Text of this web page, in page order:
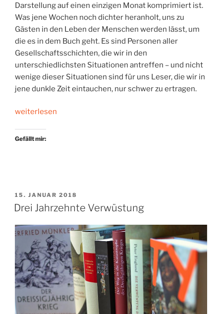
Darstellung auf einen einzigen Monat komprimiert ist.
Was jene Wochen noch dichter heranholt, uns zu
Gästen in den Leben der Menschen werden lässt, um
die es in dem Buch geht. Es sind Personen aller
Gesellschaftsschichten, die wir in den
unterschiedlichsten Situationen antreffen – und nicht
wenige dieser Situationen sind für uns Leser, die wir in
jene dunkle Zeit eintauchen, nur schwer zu ertragen.
„Zu
in
weiterlesen
Gefällt mir:
VERÖFFENTLICHT
AM
15. JANUAR 2018
Drei Jahrzehnte Verwüstung